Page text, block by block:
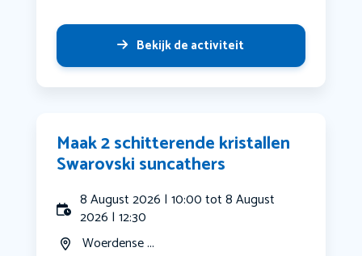
Bekijk de activiteit
Maak 2 schitterende kristallen
Swarovski suncathers
8 August 2026 | 10:00 tot 8 August
2026 | 12:30
Woerdense ...